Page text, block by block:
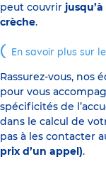
peut couvrir
crèche.
En savoir plus sur
Rassurez-vous, nos
pour vous
spécificités de
dans le calcul de
pas à les contacter
prix d’un appel).